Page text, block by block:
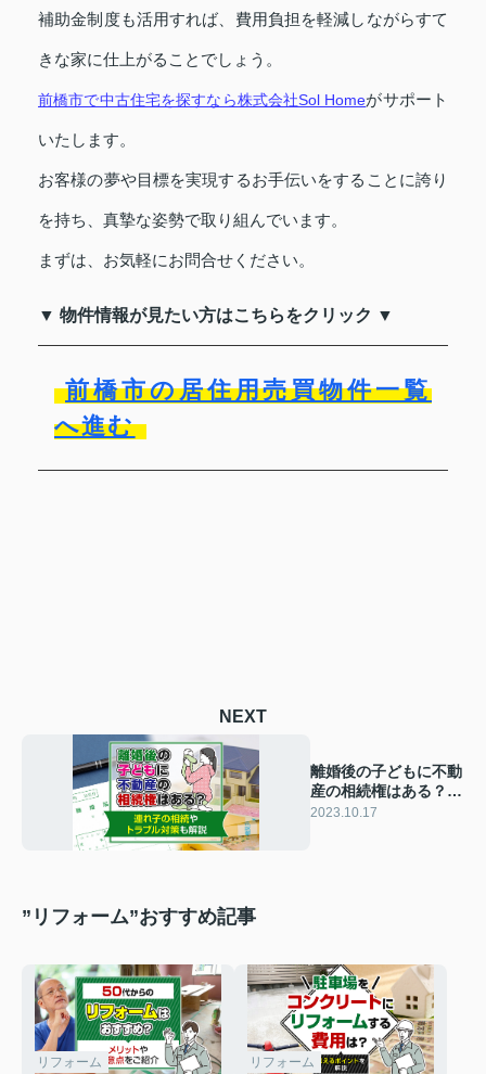
補助金制度も活用すれば、費用負担を軽減しながらすて
きな家に仕上がることでしょう。
前橋市で中古住宅を探すなら株式会社Sol Homeがサポート
いたします。
お客様の夢や目標を実現するお手伝いをすることに誇り
を持ち、真摯な姿勢で取り組んでいます。
まずは、お気軽にお問合せください。
▼ 物件情報が見たい方はこちらをクリック ▼
前橋市の居住用売買物件一覧
へ進む
NEXT
離婚後の子どもに不動
産の相続権はある？連
れ子の相続やトラブル
2023.10.17
”リフォーム”おすすめ記事
リフォーム リフォーム